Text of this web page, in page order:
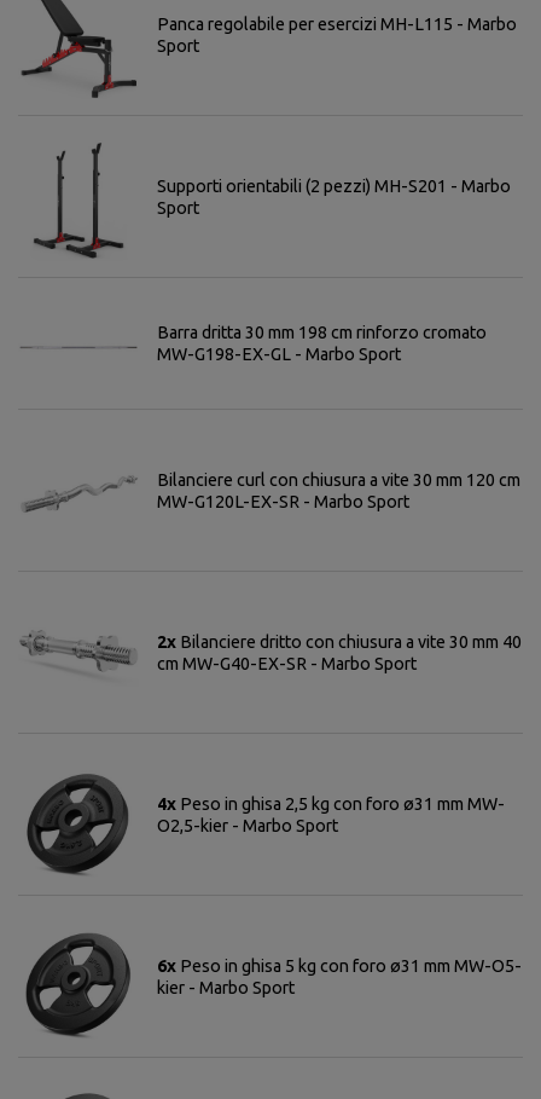
Panca regolabile per esercizi MH-L115 - Marbo
Sport
Supporti orientabili (2 pezzi) MH-S201 - Marbo
Sport
Barra dritta 30 mm 198 cm rinforzo cromato
MW-G198-EX-GL - Marbo Sport
Bilanciere curl con chiusura a vite 30 mm 120 cm
MW-G120L-EX-SR - Marbo Sport
2x Bilanciere dritto con chiusura a vite 30 mm 40
cm MW-G40-EX-SR - Marbo Sport
4x Peso in ghisa 2,5 kg con foro ø31 mm MW-
O2,5-kier - Marbo Sport
6x Peso in ghisa 5 kg con foro ø31 mm MW-O5-
kier - Marbo Sport